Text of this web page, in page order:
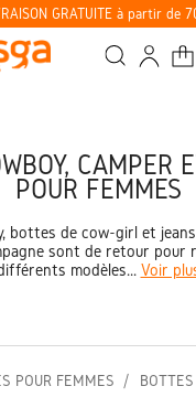
GRATUITE à partir de
CAMPER
POUR FEMMES
bottes de cow-girl et
sont de retour pour
modèles... Voir
POUR FEMMES
BOTTES